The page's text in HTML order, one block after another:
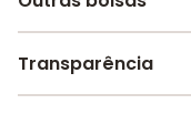
Sobre o Melhor Escola
Revista Melhor Escola
Faculdades e
Transparência